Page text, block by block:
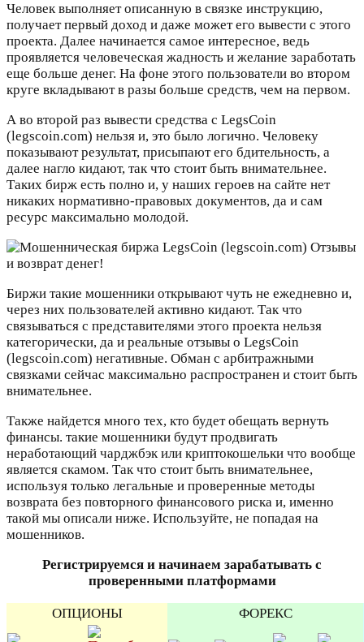
Человек выполняет описанную в связке инструкцию,
получает первый доход и даже может его вывести с этого
проекта. Далее начинается самое интересное, ведь
проявляется человеческая жадность и желание заработать
еще больше денег. На фоне этого пользователи во втором
круге вкладывают в разы больше средств, чем на первом.
А во второй раз вывести средства с LegsCoin
(legscoin.com) нельзя и, это было логично. Человеку
показывают результат, присыпают его бдительность, а
далее нагло кидают, так что стоит быть внимательнее.
Таких бирж есть полно и, у наших героев на сайте нет
никаких нормативно-правовых документов, да и сам
ресурс максимально молодой.
Биржи такие мошенники открывают чуть не ежедневно и,
через них пользователей активно кидают. Так что
связываться с представителями этого проекта нельзя
категорически, да и реальные отзывы о LegsCoin
(legscoin.com) негативные. Обман с арбитражными
связками сейчас максимально распространен и стоит быть
внимательнее.
Также найдется много тех, кто будет обещать вернуть
финансы. такие мошенники будут продвигать
неработающий чарджбэк или криптокошельки что вообще
является скамом. Так что стоит быть внимательнее,
используя только легальные и проверенные методы
возврата без повторного финансового риска и, именно
такой мы описали ниже. Используйте, не попадая на
мошенников.
Регистрируемся и начинаем зарабатывать с
проверенными платформами
ОПЦИОНЫ ФОРЕКС